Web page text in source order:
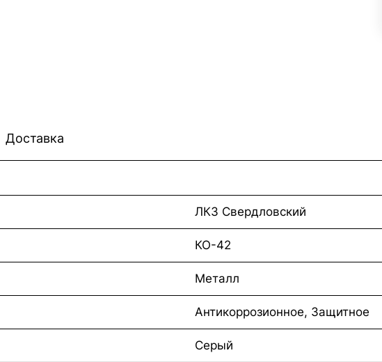
Доставка
ЛКЗ Свердловский
КО-42
Металл
Антикоррозионное, Защитное
Серый